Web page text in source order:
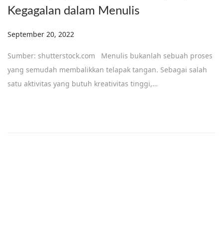
Kegagalan dalam Menulis
Posted on
September 20, 2022
Sumber: shutterstock.com Menulis bukanlah sebuah proses
yang semudah membalikkan telapak tangan. Sebagai salah
satu aktivitas yang butuh kreativitas tinggi,…